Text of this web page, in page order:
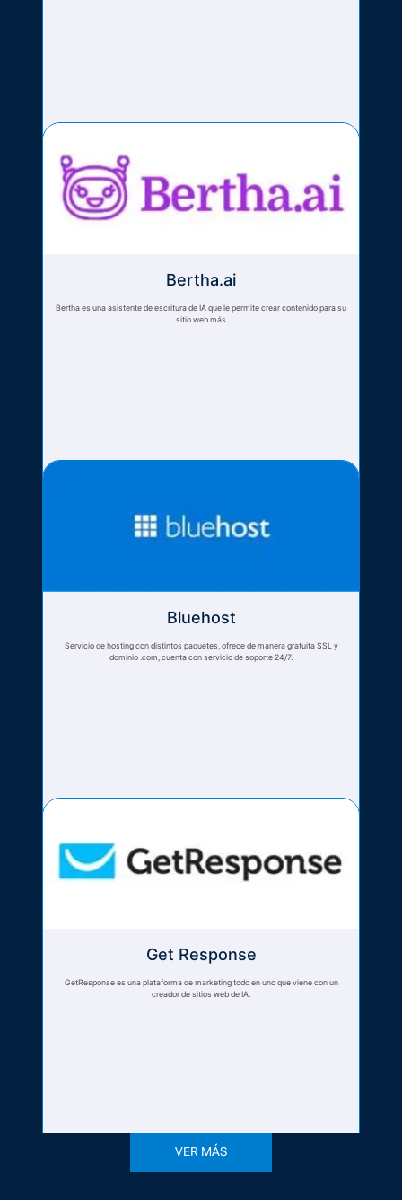
Bertha.ai
Bertha es una asistente de escritura de IA que le permite crear contenido para su
sitio web más
Bluehost
Servicio de hosting con distintos paquetes, ofrece de manera gratuita SSL y
dominio .com, cuenta con servicio de soporte 24/7.
Get Response
GetResponse es una plataforma de marketing todo en uno que viene con un
creador de sitios web de IA.
VER MÁS